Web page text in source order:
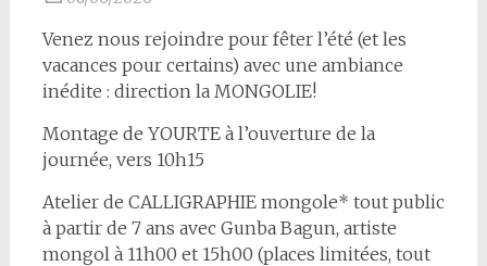
Venez nous rejoindre pour fêter l’été (et les
vacances pour certains) avec une ambiance
inédite : direction la MONGOLIE!
Montage de YOURTE à l’ouverture de la
journée, vers 10h15
Atelier de CALLIGRAPHIE mongole* tout public
à partir de 7 ans avec Gunba Bagun, artiste
mongol à 11h00 et 15h00 (places limitées, tout